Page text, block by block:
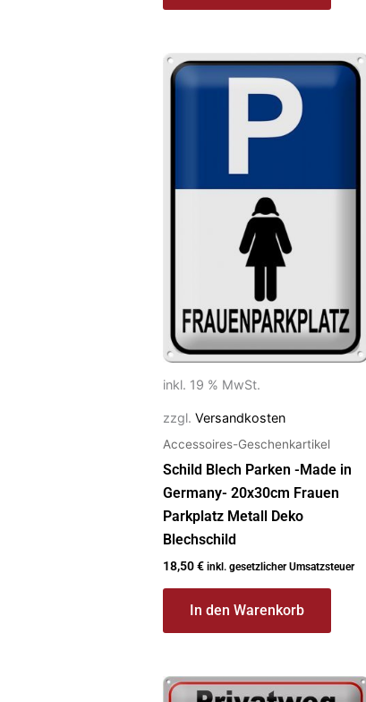
inkl. 19 % MwSt.
zzgl. Versandkosten
Accessoires-Geschenkartikel
Schild Blech Parken -Made in
Germany- 20x30cm Frauen
Parkplatz Metall Deko
Blechschild
18,50€ inkl. gesetzlicher Umsatzsteuer
In den Warenkorb